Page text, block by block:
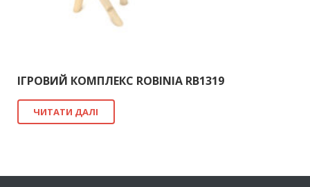
ІГРОВИЙ КОМПЛЕКС ROBINIA RB1319
ЧИТАТИ ДАЛІ